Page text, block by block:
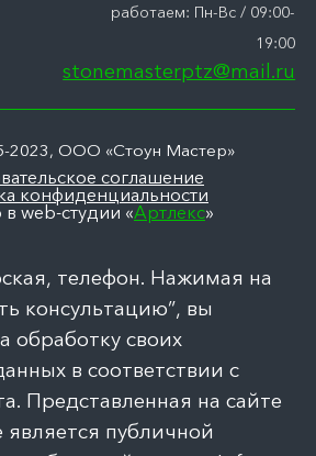
работаем: Пн-Вс / 09:00-
19:00
stonemasterptz@mail.ru
2023, ООО «Стоун Мастер»
соглашение
конфиденциальности
web-студии «Артлекс»
телефон. Нажимая на
консультацию”, вы
обработку своих
в соответствии с
Представленная на сайте
публичной